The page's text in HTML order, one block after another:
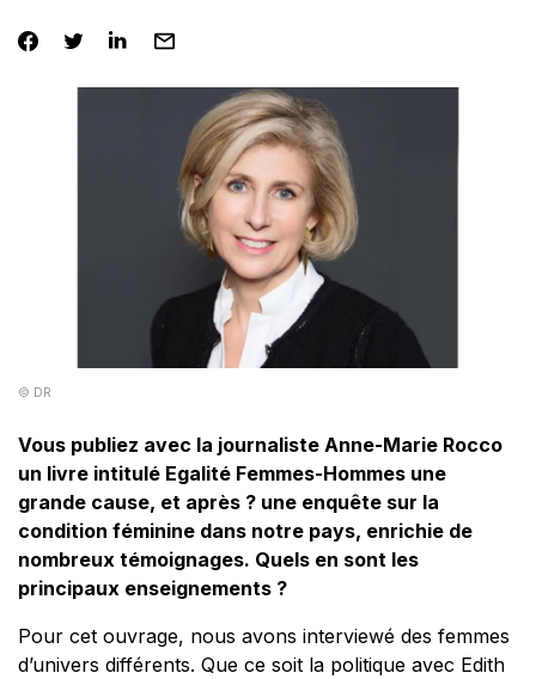
© DR
Vous publiez avec la journaliste Anne-Marie Rocco
un livre intitulé Egalité Femmes-Hommes une
grande cause, et après ?une enquête sur la
condition féminine dans notre pays, enrichie de
nombreux témoignages. Quels en sont les
principaux enseignements ?
Pour cet ouvrage, nous avons interviewé des femmes
d’univers différents. Que ce soit la politique avec Edith